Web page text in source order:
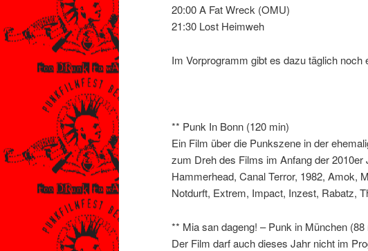
20:00 A Fat Wreck (OMU)
21:30 Lost Heimweh
Im Vorprogramm gibt es dazu täglich noch
** Punk In Bonn (120 min)
Ein Film über die Punkszene in der
zum Dreh des Films im Anfang der
Hammerhead, Canal Terror, 1982, Amok,
Notdurft, Extrem, Impact, Inzest, Rabatz,
** Mia san dageng! – Punk in München (88
Der Film darf auch dieses Jahr nicht im